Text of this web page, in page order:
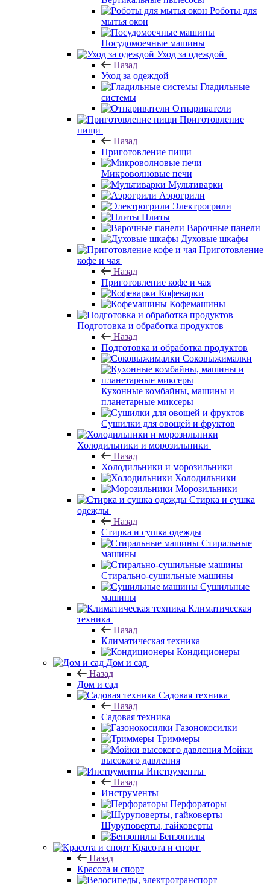
Роботы для
мытья окон
Посудомоечные машины
Уход за одеждой
Назад
Уход за одеждой
Гладильные
системы
Отпариватели
Приготовление
пищи
Назад
Приготовление пищи
Микроволновые печи
Мультиварки
Аэрогрили
Электрогрили
Плиты
Варочные панели
Духовые шкафы
Приготовление
кофе и чая
Назад
Приготовление кофе и чая
Кофеварки
Кофемашины
Подготовка и обработка продуктов
Назад
Подготовка и обработка продуктов
Соковыжималки
Кухонные комбайны, машины и
планетарные миксеры
Сушилки для овощей и фруктов
Холодильники и морозильники
Назад
Холодильники и морозильники
Холодильники
Морозильники
Стирка и сушка
одежды
Назад
Стирка и сушка одежды
Стиральные
машины
Стирально-сушильные машины
Сушильные
машины
Климатическая
техника
Назад
Климатическая техника
Кондиционеры
Дом и сад
Назад
Дом и сад
Садовая техника
Назад
Садовая техника
Газонокосилки
Триммеры
Мойки
высокого давления
Инструменты
Назад
Инструменты
Перфораторы
Шуруповерты, гайковерты
Бензопилы
Красота и спорт
Назад
Красота и спорт